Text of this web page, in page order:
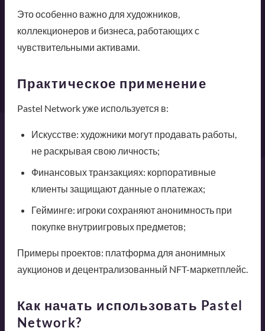
Это особенно важно для художников,
коллекционеров и бизнеса, работающих с
чувствительными активами.
Практическое применение
Pastel Network уже используется в:
Искусстве: художники могут продавать работы,
не раскрывая свою личность;
Финансовых транзакциях: корпоративные
клиенты защищают данные о платежах;
Гейминге: игроки сохраняют анонимность при
покупке внутриигровых предметов;
Примеры проектов: платформа для анонимных
аукционов и децентрализованный NFT-маркетплейс.
Как начать использовать Pastel
Network?